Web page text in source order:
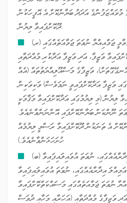
އަދަދު ބަޔާންކޮށް އެ އޮފީހަކުން
ދޫކޮށްފައިވާ ލިޔުން.
(ރ) ޤައުމީ ނުވަތަ ބައިނަލްއަޤުވާމީ ޖަމްއިއްޔާ ނުވަތަ ޖަމާއަތެއްގައި
ވަޒީފާ، އަދި ވަޒީފާ އަދާކުރި މުއްދަތާއި
ވަޒީފާގެ މަސްއޫލިއްޔަތުތައް (އެއް
ވަޒީފާ އަދާކޮށްފައިވީ ނަމަވެސް) ވަކިވަކިން
ލިޔުން (މި ލިޔުމުގައި އަދާކޮށްފައިވާ މަޤާމަކީ
ނޫންކަން ބަޔާންކޮށްފައި އޮންނަންވާނެއެވެ.
އެ ތަނަކުން ދޫކޮށްފައިވާ ރަސްމީ ލިޔުމެއް
ހުށަހަޅަންވާނެއެވެ.)
(ބ) ދަޢުލަތުގެ އުވައިލައިފައިވާ އިދާރާއެއްގައި، ނުވަތަ އުވައިލައިފައިވާ
އިދާރާއެއްގައި، ނުވަތަ އުވައިލައިފައިވާ
ނުވަތަ ޖަމާއަތެއްގައި މަސައްކަތްކޮށްފައިވާ
ވަޒީފާގެ މުއްދަތާއި (އަހަރާއި މަހާއި ދުވަސް